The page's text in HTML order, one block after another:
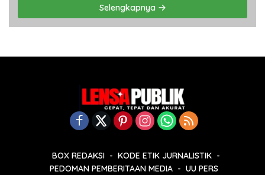
Selengkapnya
BOX REDAKSI
KODE ETIK JURNALISTIK
PEDOMAN PEMBERITAAN MEDIA
UU PERS